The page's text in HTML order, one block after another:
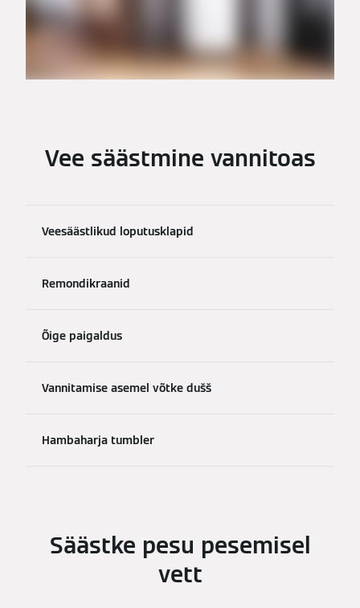
Vee säästmine vannitoas
Veesäästlikud loputusklapid
Remondikraanid
Õige paigaldus
Vannitamise asemel võtke dušš
Hambaharja tumbler
Säästke pesu pesemisel
vett